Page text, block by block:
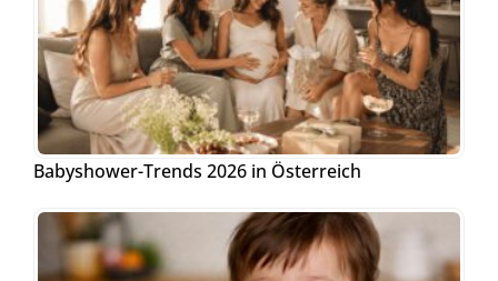
Babyshower-Trends 2026 in Österreich